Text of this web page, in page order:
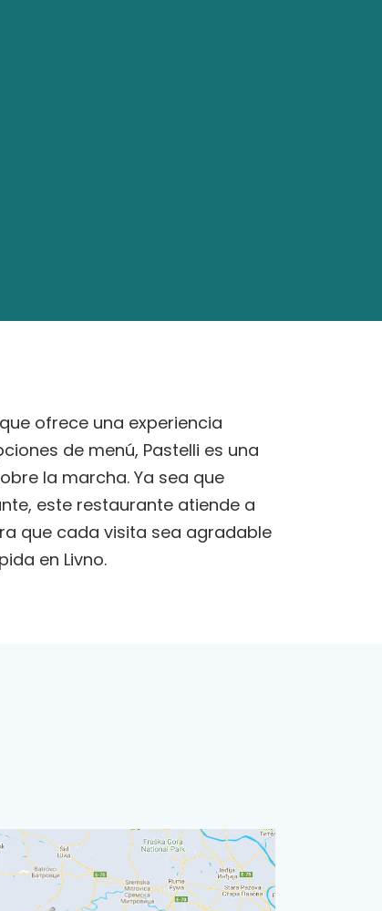
ofrece una experiencia
de menú, Pastelli es una
la marcha. Ya sea que
este restaurante atiende a
que cada visita sea agradable
en Livno.